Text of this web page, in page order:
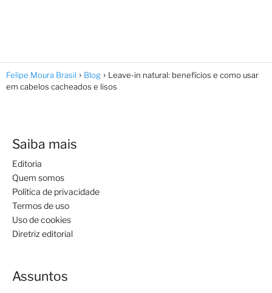
Felipe Moura Brasil Blog
Leave-in natural: benefícios e como usar
em cabelos cacheados e lisos
Saiba mais
Editoria
Quem somos
Política de privacidade
Termos de uso
Uso de cookies
Diretriz editorial
Assuntos